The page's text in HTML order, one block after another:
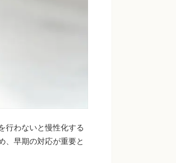
行わないと慢性化する
、早期の対応が重要と